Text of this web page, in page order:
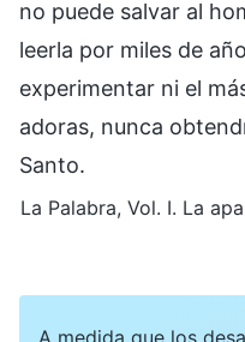
no puede salvar al
leerla por miles de
experimentar ni el
adoras, nunca
Santo.
La Palabra, Vol. I. La
A medida que los